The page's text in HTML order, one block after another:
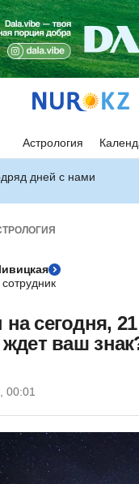
Астрология
дней с нами
на сегодня,
ждет ваш
00:01